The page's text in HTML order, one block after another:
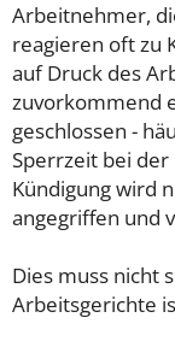
Arbeitnehmer,
reagieren oft zu
auf Druck des
zuvorkommend
geschlossen -
Sperrzeit bei
Kündigung wird
angegriffen und
Dies muss nicht
Arbeitsgerichte